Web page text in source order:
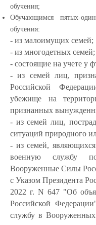
обучения;
Обучающимся пятых-
обучения:
- из малоимущих семей;
- из многодетных семей;
- состоящие на учете у
- из семей лиц,
Российской
убежище на
признанных
- из семей лиц,
ситуаций природного
- из семей,
военную службу
Вооруженные Силы
с Указом Президента
2022 г. N 647 "Об
Российской
службу в